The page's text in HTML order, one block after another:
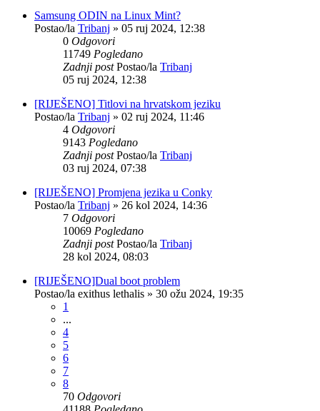
Samsung ODIN na Linux Mint?
Postao/la Tribanj » 05 ruj 2024, 12:38
0 Odgovori
11749 Pogledano
Zadnji postPostao/la Tribanj
05 ruj 2024, 12:38
[RIJEŠENO] Titlovi na hrvatskom jeziku
Postao/la Tribanj » 02 ruj 2024, 11:46
4 Odgovori
9143 Pogledano
Zadnji postPostao/la Tribanj
03 ruj 2024, 07:38
[RIJEŠENO] Promjena jezika u Conky
Postao/la Tribanj » 26 kol 2024, 14:36
7 Odgovori
10069 Pogledano
Zadnji postPostao/la Tribanj
28 kol 2024, 08:03
[RIJEŠENO]Dual boot problem
Postao/la exithus lethalis » 30 ožu 2024, 19:35
1
...
4
5
6
7
8
70 Odgovori